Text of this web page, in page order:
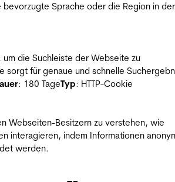
bevorzugte Sprache oder die Region in
die Suchleiste der Webseite zu
sorgt für genaue und schnelle
: 180 TageTyp: HTTP-Cookie
Webseiten-Besitzern zu verstehen, wie
interagieren, indem Informationen
werden.